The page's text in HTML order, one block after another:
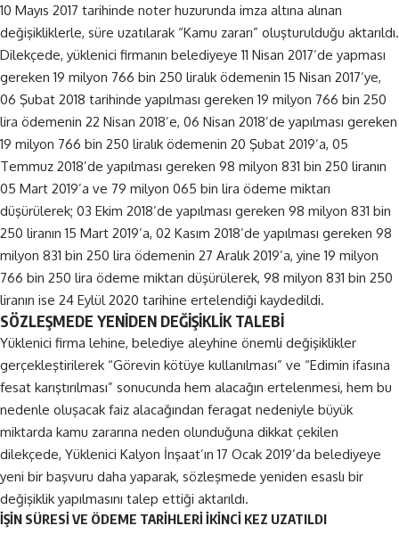
10 Mayıs 2017 tarihinde noter huzurunda imza altına alınan
değişikliklerle, süre uzatılarak “Kamu zararı” oluşturulduğu aktarıldı.
Dilekçede, yüklenici firmanın belediyeye 11 Nisan 2017’de yapması
gereken 19 milyon 766 bin 250 liralık ödemenin 15 Nisan 2017’ye,
06 Şubat 2018 tarihinde yapılması gereken 19 milyon 766 bin 250
lira ödemenin 22 Nisan 2018’e, 06 Nisan 2018’de yapılması gereken
19 milyon 766 bin 250 liralık ödemenin 20 Şubat 2019’a, 05
Temmuz 2018’de yapılması gereken 98 milyon 831 bin 250 liranın
05 Mart 2019’a ve 79 milyon 065 bin lira ödeme miktarı
düşürülerek; 03 Ekim 2018’de yapılması gereken 98 milyon 831 bin
250 liranın 15 Mart 2019’a, 02 Kasım 2018’de yapılması gereken 98
milyon 831 bin 250 lira ödemenin 27 Aralık 2019’a, yine 19 milyon
766 bin 250 lira ödeme miktarı düşürülerek, 98 milyon 831 bin 250
liranın ise 24 Eylül 2020 tarihine ertelendiği kaydedildi.
SÖZLEŞMEDE YENİDEN DEĞİŞİKLİK TALEBİ
Yüklenici firma lehine, belediye aleyhine önemli değişiklikler
gerçekleştirilerek “Görevin kötüye kullanılması” ve “Edimin ifasına
fesat karıştırılması” sonucunda hem alacağın ertelenmesi, hem bu
nedenle oluşacak faiz alacağından feragat nedeniyle büyük
miktarda kamu zararına neden olunduğuna dikkat çekilen
dilekçede, Yüklenici Kalyon İnşaat’ın 17 Ocak 2019’da belediyeye
yeni bir başvuru daha yaparak, sözleşmede yeniden esaslı bir
değişiklik yapılmasını talep ettiği aktarıldı.
İŞİN SÜRESİ VE ÖDEME TARİHLERİ İKİNCİ KEZ UZATILDI